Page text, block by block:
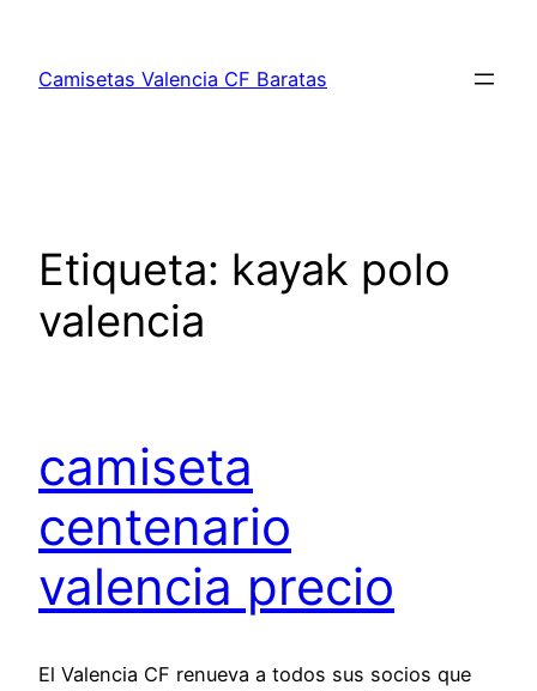
contenido
Camisetas Valencia CF Baratas
Etiqueta: kayak polo
valencia
camiseta
centenario
valencia precio
El Valencia CF renueva a todos sus socios que